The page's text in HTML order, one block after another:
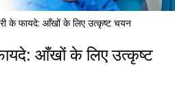
के फायदे: आँखों के लिए उत्कृष्ट चयन
फायदे: आँखों के लिए उत्कृष्ट